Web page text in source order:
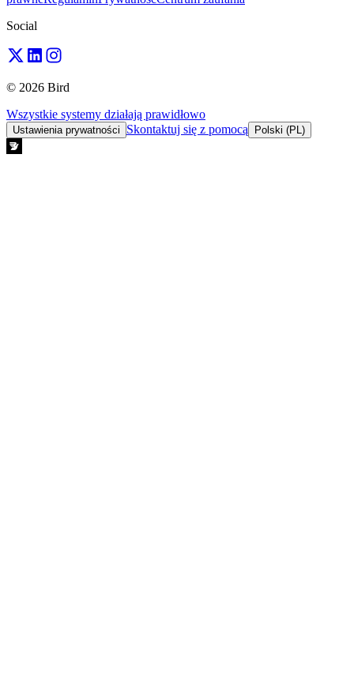
Social
© 2026 Bird
Wszystkie systemy działają prawidłowo
Ustawienia prywatności Skontaktuj się z pomocą Polski (PL)